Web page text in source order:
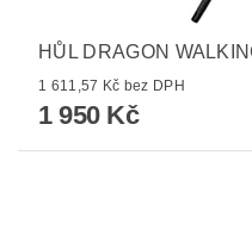
HŮL DRAGON
1 611,57 Kč bez DPH
1 950 Kč